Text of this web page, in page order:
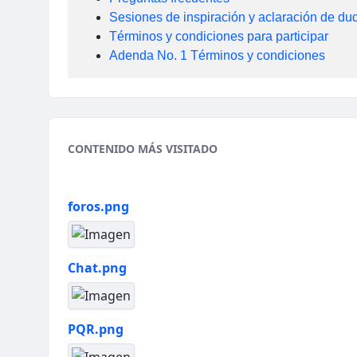
Sesiones de inspiración y aclaración de
Términos y condiciones para participar
Adenda No. 1 Términos y condiciones
CONTENIDO MÁS VISITADO
foros.png
Chat.png
PQR.png